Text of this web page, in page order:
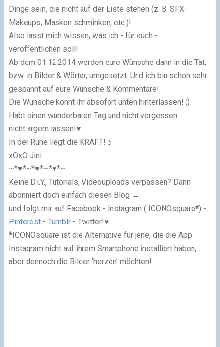
Dinge sein, die nicht auf der Liste stehen (z. B. SFX-
Makeups, Masken schminken, etc.)!
Also lasst mich wissen, was ich - für euch -
veröffentlichen soll!
Ab dem 01.12.2014 werden eure Wünsche dann in die Tat,
bzw. in Bilder & Wörter, umgesetzt. Und ich bin schon sehr
gespannt auf eure Wünsche & Kommentare!
Die Wünsche könnt ihr absofort unten hinterlassen! ;)
Habt einen wunderbaren Tag und nicht vergessen:
nicht ärgern lassen!♥
In der Ruhe liegt die KRAFT!☼
xOxO Jini
~*♥*~*♥*~*♥*~
Keine D.i.Y., Tutorials, Videouploads verpassen? Dann
abonniert doch einfach diesen Blog →
und folgt mir auf Facebook - Instagram ( ICONOsquare*) -
Pinterest- Tumblr- Twitter!♥
*ICONOsquare ist die Alternative für jene, die die App
Instagram nicht auf ihrem Smartphone installiert haben,
aber dennoch die Bilder 'herzen' möchten!